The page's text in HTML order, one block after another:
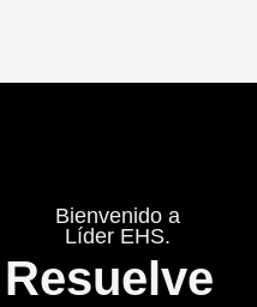
Bienvenido a
Líder EHS.
Resuelve